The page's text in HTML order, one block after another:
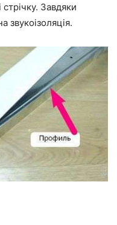
Завдяки
звукоізоляція.